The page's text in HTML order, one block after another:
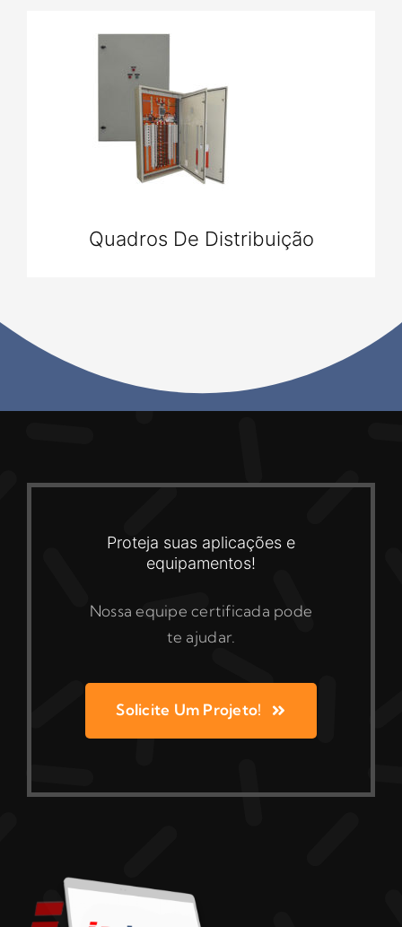
Quadros De Distribuição
Proteja suas aplicações e
equipamentos!
Nossa equipe certificada pode
te ajudar.
Solicite Um Projeto!